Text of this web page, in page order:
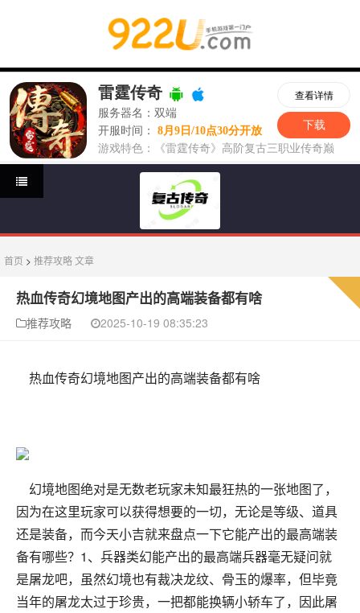
首页 > 推荐攻略文章
热血传奇幻境地图产出的高端装备都有啥
推荐攻略 2025-10-19 08:35:23
热血传奇幻境地图产出的高端装备都有啥
幻境地图绝对是无数老玩家未知最狂热的一张地图了，
因为在这里玩家可以获得想要的一切，无论是等级、道具
还是装备，而今天小吉就来盘点一下它能产出的最高端装
备有哪些？1、兵器类幻能产出的最高端兵器毫无疑问就
是屠龙吧，虽然幻境也有裁决龙纹、骨玉的爆率，但毕竟
当年的屠龙太过于珍贵，一把都能换辆小轿车了，因此屠